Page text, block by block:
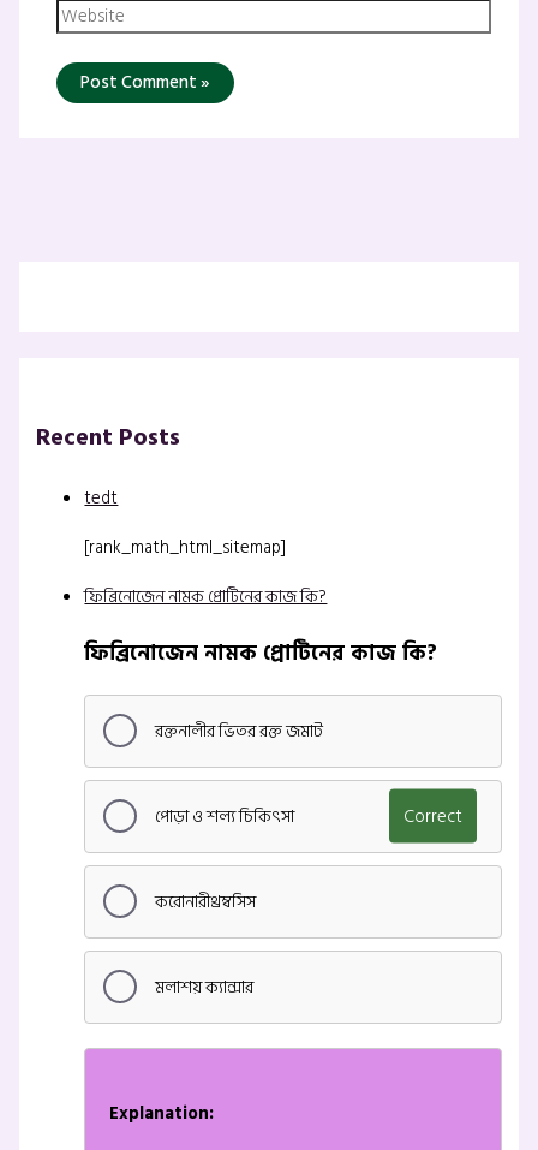
Recent Posts
tedt
[rank_math_html_sitemap]
ফিব্রিনোজেন নামক প্রোটিনের কাজ কি?
ফিব্রিনোজেন নামক প্রোটিনের কাজ কি?
রক্তনালীর ভিতর রক্ত জমাট
পোড়া ও শল্য চিকিৎসা Correct
করোনারীথ্রম্বসিস
মলাশয় ক্যান্সার
Explanation: